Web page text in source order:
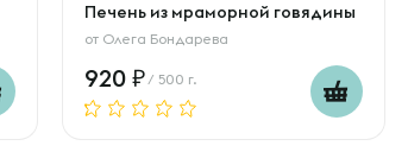
Печень из мраморной говядины
от Олега Бондарева
920 / 500 г.